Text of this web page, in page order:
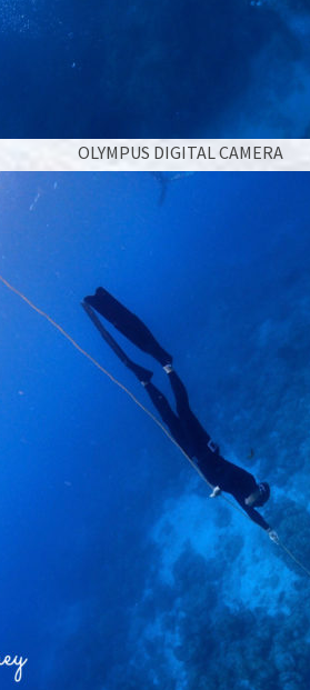
OLYMPUS DIGITAL CAMERA